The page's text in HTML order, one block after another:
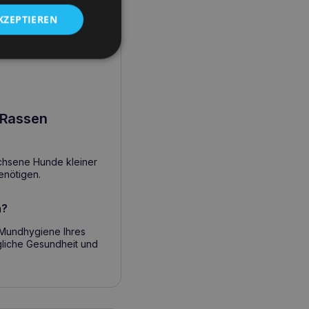
Hunde kleiner
Ihres
Gesundheit und